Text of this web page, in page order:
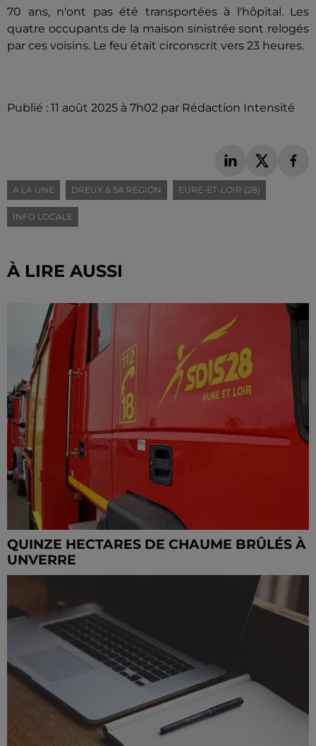
70 ans, n'ont pas été transportées à l'hôpital. Les
quatre occupants de la maison sinistrée sont relogés
par ces voisins. Le feu était circonscrit vers 23 heures.
Publié : 11 août 2025 à 7h02 par Rédaction Intensité
A LA UNE DREUX & SA RÉGION EURE-ET-LOIR (28)
INFO LOCALE
À LIRE AUSSI
QUINZE HECTARES DE CHAUME BRÛLÉS À
UNVERRE